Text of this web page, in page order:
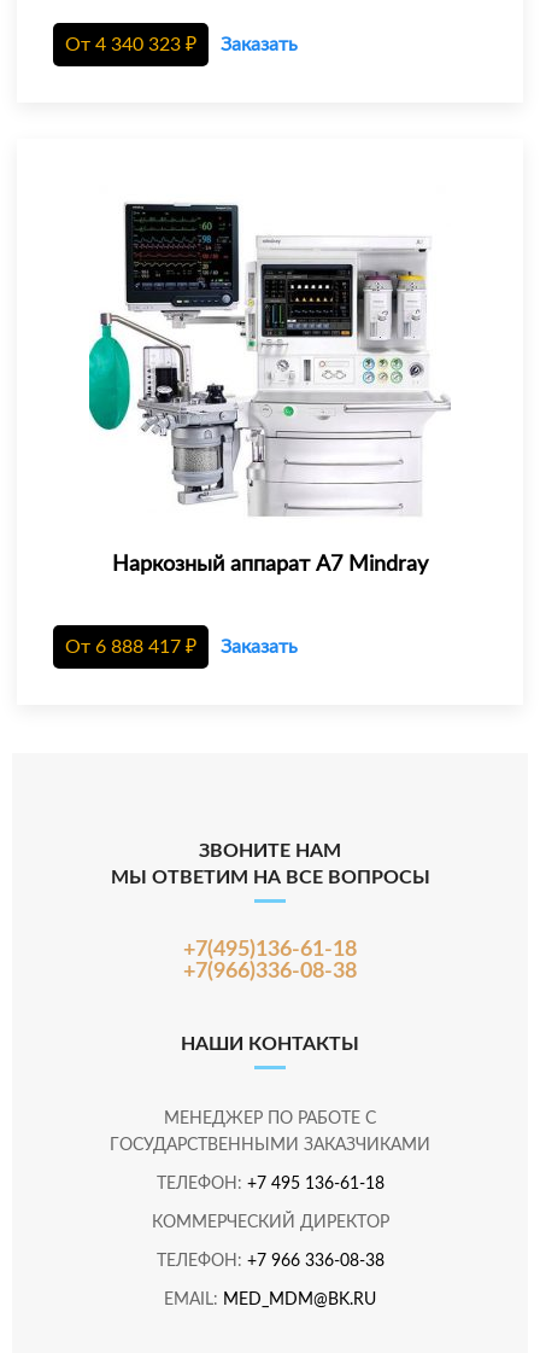
От 4 340 323 ₽ Заказать
Наркозный аппарат A7 Mindray
От 6 888 417 ₽ Заказать
ЗВОНИТЕ НАМ
МЫ ОТВЕТИМ НА ВСЕ ВОПРОСЫ
+7(495)136-61-18
+7(966)336-08-38
НАШИ КОНТАКТЫ
МЕНЕДЖЕР ПО РАБОТЕ С
ГОСУДАРСТВЕННЫМИ ЗАКАЗЧИКАМИ
ТЕЛЕФОН: +7 495 136-61-18
КОММЕРЧЕСКИЙ ДИРЕКТОР
ТЕЛЕФОН: +7 966 336-08-38
EMAIL: MED_MDM@BK.RU